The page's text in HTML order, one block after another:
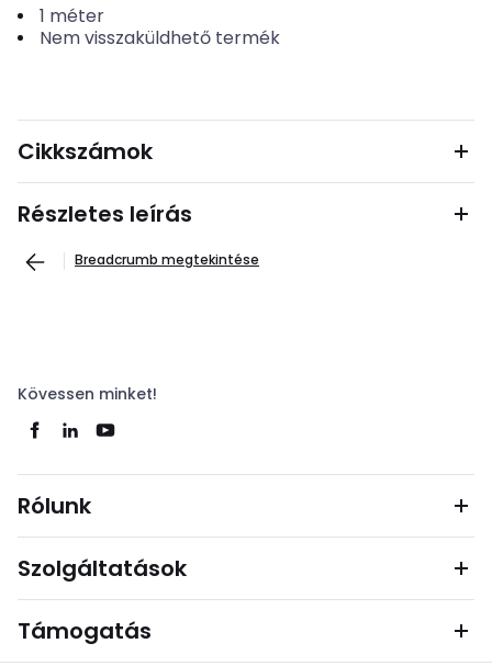
1 méter
Nem visszaküldhető termék
Cikkszámok
Részletes leírás
Breadcrumb megtekintése
Kövessen minket!
Rólunk
Szolgáltatások
Támogatás